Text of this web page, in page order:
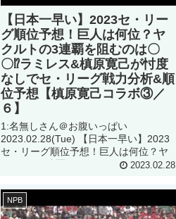
【日本一早い】2023セ・リー
グ順位予想！巨人は何位？ヤ
クルトの3連覇を阻むのは〇
〇⁉︎ラミレス&槙原寛己が忖度
なしでセ・リーグ戦力分析&順
位予想【槙原寛己コラボ③／
６】
1:名無しさん＠お腹いっぱい
2023.02.28(Tue) 【日本一早い】2023
セ・リーグ順位予想！巨人は何位？ヤ
クルトの3連覇を阻むのは〇〇⁉︎ラミレ
力分析&順位予想【...
2023.02.28
NPB